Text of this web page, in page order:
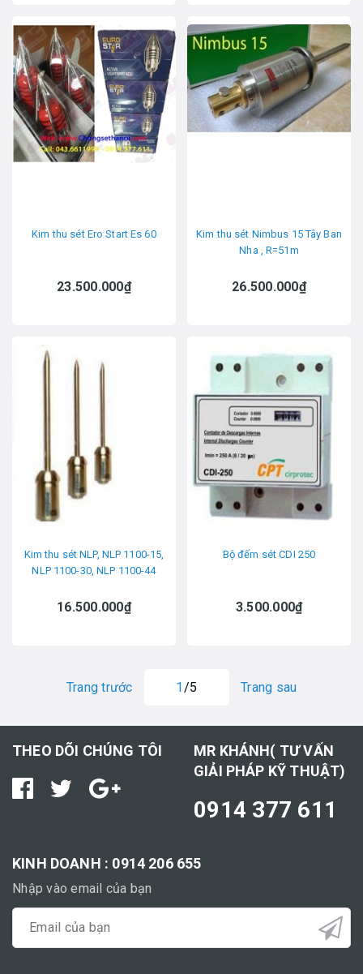
Kim thu sét Ero Start Es 60
23.500.000₫
Kim thu sét Nimbus 15 Tây Ban
Nha , R=51m
26.500.000₫
Kim thu sét NLP, NLP 1100-15,
NLP 1100-30, NLP 1100-44
16.500.000₫
Bộ đếm sét CDI 250
3.500.000₫
Trang trước 1 /5 Trang sau
THEO DÕI CHÚNG TÔI
MR KHÁNH( TƯ VẤN
GIẢI PHÁP KỸ THUẬT)
0914 377 611
KINH DOANH : 0914 206 655
Nhập vào email của bạn